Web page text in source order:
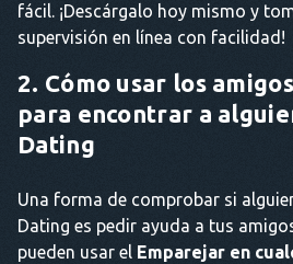
fácil. ¡Descárgalo hoy mismo y
supervisión en línea con facilidad!
2. Cómo usar los
para encontrar a
Dating
Una forma de comprobar si
Dating es pedir ayuda a tus
pueden usar el Emparejar en